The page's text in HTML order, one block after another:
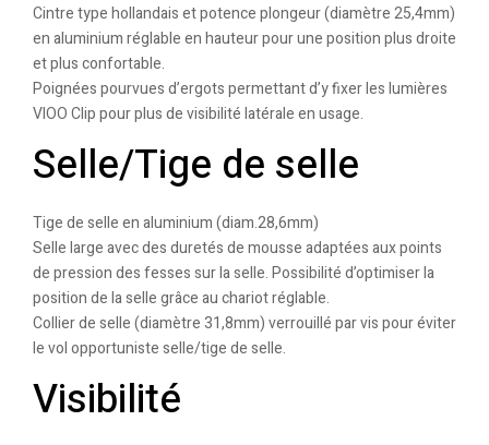
Cintre type hollandais et potence plongeur (diamètre 25,4mm)
en aluminium réglable en hauteur pour une position plus droite
et plus confortable.
Poignées pourvues d’ergots permettant d’y fixer les lumières
VIOO Clip pour plus de visibilité latérale en usage.
Selle/Tige de selle
Tige de selle en aluminium (diam.28,6mm)
Selle large avec des duretés de mousse adaptées aux points
de pression des fesses sur la selle. Possibilité d’optimiser la
position de la selle grâce au chariot réglable.
Collier de selle (diamètre 31,8mm) verrouillé par vis pour éviter
le vol opportuniste selle/tige de selle.
Visibilité